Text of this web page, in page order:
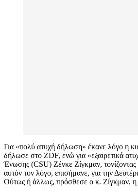
Για «πολύ ατυχή δήλωση» έκανε λόγο η
δήλωσε στο ZDF, ενώ για «εξαιρετικά
Ένωσης (CSU) Ζένκε Ζίγκμαν, τονίζοντας
αυτόν τον λόγο, επισήμανε, για την
Ούτως ή άλλως, πρόσθεσε ο κ. Ζίγκμαν, η